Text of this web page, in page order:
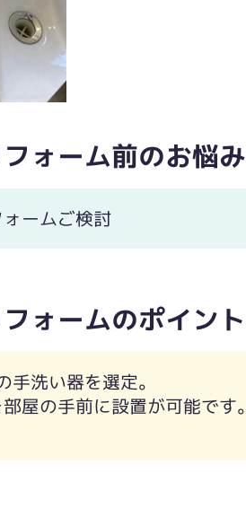
フォーム前のお悩み
ームご検討
フォームのポイント
洗い器を選定。
屋の手前に設置が可能です。